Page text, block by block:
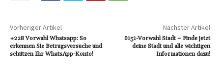
Vorheriger Artikel
+228 Vorwahl Whatsapp: So
erkennen Sie Betrugsversuche und
schützen Ihr WhatsApp-Konto!
Nächster Artikel
0151-Vorwahl Stadt – Finde jetzt
deine Stadt und alle wichtigen
Informationen dazu!